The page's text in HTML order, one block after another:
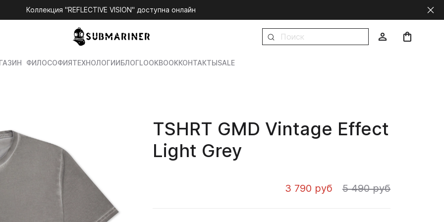
Коллекция "REFLECTIVE VISION" доступна онлайн
ФИЛОСОФИЯТЕХНОЛОГИИБЛОГLOOKBOOKКОНТАКТЫSALE
TSHRT GMD Vintage Effect
Light Grey
5 490 руб
3 790 руб